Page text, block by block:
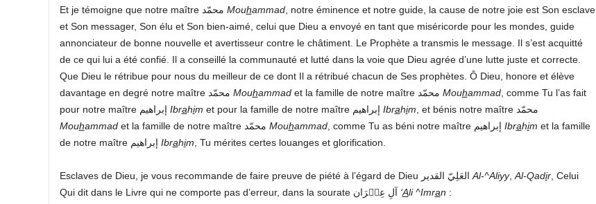
Mouhammad, notre éminence et notre guide, la cause de notre joie est Son esclave
et Son messager, Son élu et Son bien-aimé, celui que Dieu a envoyé en tant que miséricorde pour les mondes, guide
annonciateur de bonne nouvelle et avertisseur contre le châtiment. Le Prophète a transmis le message. Il s’est acquitté
de ce qui lui a été confié. Il a conseillé la communauté et lutté dans la voie que Dieu agrée d’une lutte juste et correcte.
Que Dieu le rétribue pour nous du meilleur de ce dont Il a rétribué chacun de Ses prophètes. Ô Dieu, honore et élève
Mouhammad Mouhammad, comme Tu l’as fait
Ibrahim Ibrahim
, et bénis notre maître محمّد
Mouhammad Mouhammad Ibrahim et la famille
Ibrahim , Tu mérites certes louanges et glorification.
Al-^Aliyy, Al-Qadir, Celui
Qui dit dans le Livre qui ne comporte pas d’erreur, dans la sourate آلِ عِمۡرَان ‘Ali ^Imran :